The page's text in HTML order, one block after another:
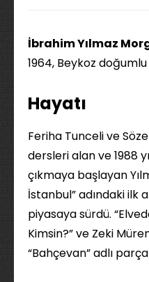
İbrahim Yılmaz
1964, Beykoz doğumlu
Hayatı
Feriha Tunceli ve
dersleri alan ve 1988
çıkmaya başlayan
İstanbul” adındaki ilk
piyasaya sürdü.
Kimsin?” ve Zeki
“Bahçevan” adlı